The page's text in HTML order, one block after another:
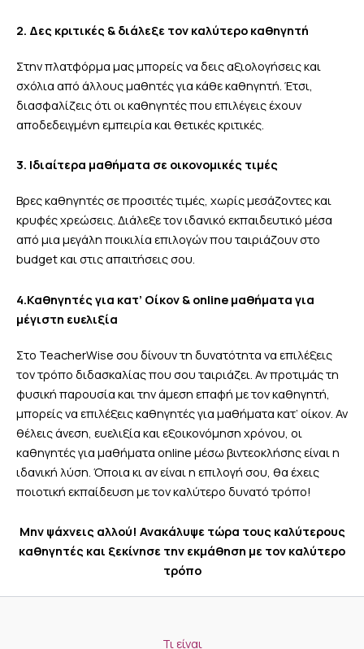
2. Δες κριτικές & διάλεξε τον καλύτερο καθηγητή
Στην πλατφόρμα μας μπορείς να δεις αξιολογήσεις και
σχόλια από άλλους μαθητές για κάθε καθηγητή. Έτσι,
διασφαλίζεις ότι οι καθηγητές που επιλέγεις έχουν
αποδεδειγμένη εμπειρία και θετικές κριτικές.
3. Ιδιαίτερα μαθήματα σε οικονομικές τιμές
Βρες καθηγητές σε προσιτές τιμές, χωρίς μεσάζοντες και
κρυφές χρεώσεις. Διάλεξε τον ιδανικό εκπαιδευτικό μέσα
από μια μεγάλη ποικιλία επιλογών που ταιριάζουν στο
budget και στις απαιτήσεις σου.
4.Καθηγητές για κατ’ Οίκον & online μαθήματα για
μέγιστη ευελιξία
Στο TeacherWise σου δίνουν τη δυνατότητα να επιλέξεις
τον τρόπο διδασκαλίας που σου ταιριάζει. Αν προτιμάς τη
φυσική παρουσία και την άμεση επαφή με τον καθηγητή,
μπορείς να επιλέξεις καθηγητές για μαθήματα κατ’ οίκον. Αν
θέλεις άνεση, ευελιξία και εξοικονόμηση χρόνου, οι
καθηγητές για μαθήματα online μέσω βιντεοκλήσης είναι η
ιδανική λύση. Όποια κι αν είναι η επιλογή σου, θα έχεις
ποιοτική εκπαίδευση με τον καλύτερο δυνατό τρόπο!
Μην ψάχνεις αλλού! Ανακάλυψε τώρα τους καλύτερους
καθηγητές και ξεκίνησε την εκμάθηση με τον καλύτερο
τρόπο
Τι είναι